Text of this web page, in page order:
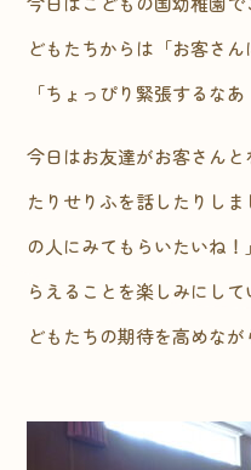
どもたちからは「お客さ
「ちょっぴり緊張するな
今日はお友達がお客さん
たりせりふを話したりし
の人にみてもらいたいね
らえることを楽しみにし
どもたちの期待を高めなが